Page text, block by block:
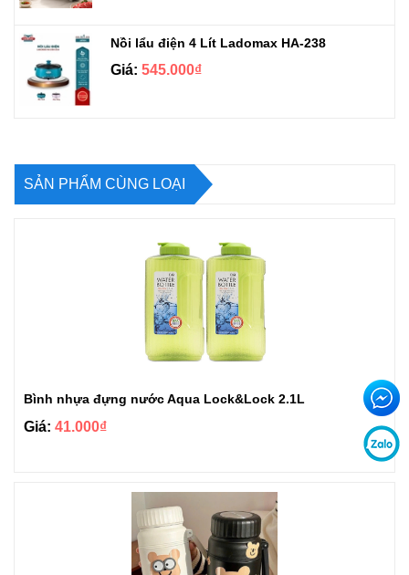
Nồi lẩu điện 4 Lít Ladomax HA-238
Giá: 545.000₫
SẢN PHẨM CÙNG LOẠI
Bình nhựa đựng nước Aqua Lock&Lock 2.1L
Giá: 41.000₫